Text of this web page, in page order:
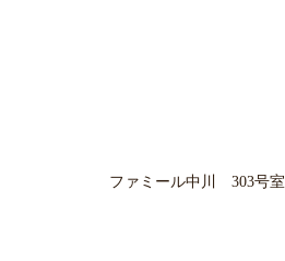
ファミール中川 303号室